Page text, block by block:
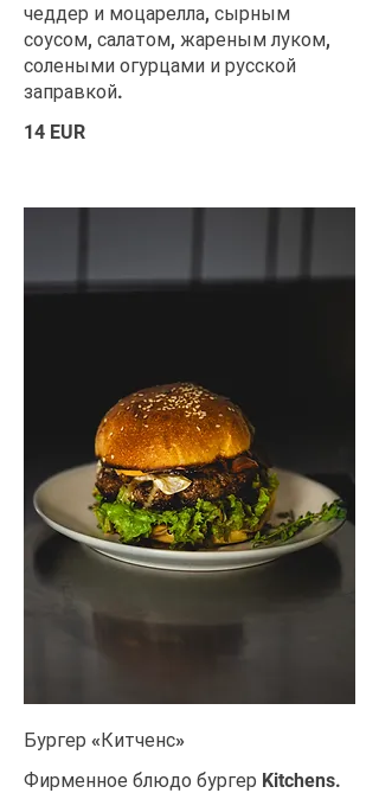
чеддер и моцарелла, сырным
соусом, салатом, жареным луком,
солеными огурцами и русской
заправкой.
14 EUR
Бургер «Китченс»
Фирменное блюдо бургер Kitchens.